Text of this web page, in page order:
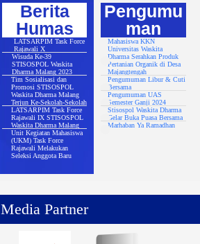
Berita
Humas
LATSARPIM Task Force
Rajawali X
Wisuda Ke-39
STISOSPOL Waskita
Dharma Malang 2023
Tim Sosialisasi dan
Promosi STISOSPOL
Waskita Dharma Malang
Terjun Ke-Sekolah-Sekolah
LATSARPIM Task Force
Rajawali IX STISOSPOL
Waskita Dharma Malang
Unit Kegiatan Mahasiswa
(UKM) Task Force
Rajawali Melakukan
Seleksi Anggota Baru
Pengumu
man
Mahasiswa KKN
Universitas Waskita
Dharma Serahkan Produk
Pertanian Organik di Desa
Majangtengah
Pengumuman Libur & Cuti
Bersama
Pengumuman UAS
Semester Ganji 2024
Stisospol Waskita Dharma
Gelar Buka Puasa Bersama
Marhaban Ya Ramadhan
Media Partner